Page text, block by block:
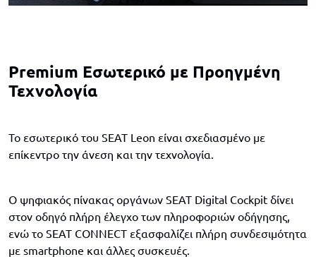
Premium Εσωτερικό με Προηγμένη
Τεχνολογία
Το εσωτερικό του SEAT Leon είναι σχεδιασμένο με
επίκεντρο την άνεση και την τεχνολογία.
Ο ψηφιακός πίνακας οργάνων SEAT Digital Cockpit δίνει
στον οδηγό πλήρη έλεγχο των πληροφοριών οδήγησης,
ενώ το SEAT CONNECT εξασφαλίζει πλήρη συνδεσιμότητα
με smartphone και άλλες συσκευές.